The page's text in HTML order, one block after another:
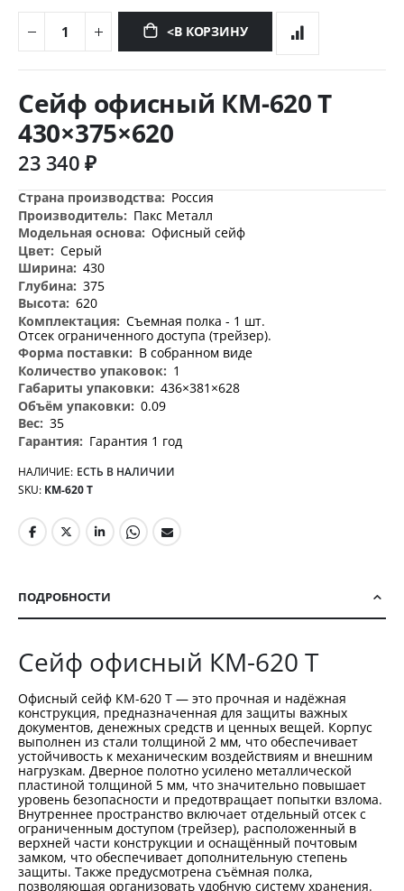
<В КОРЗИНУ
началу
изображений
Сейф офисный КМ-620 Т
430×375×620
23 340 ₽
Дополнительная
информация
Россия
Пакс Металл
Офисный сейф
Серый
430
375
620
Съемная полка - 1 шт.
Отсек ограниченного доступа (трейзер).
В собранном виде
1
436×381×628
0.09
35
Гарантия 1 год
НАЛИЧИЕ: ЕСТЬ В НАЛИЧИИ
SKU КМ-620 Т
ПОДРОБНОСТИ
Сейф офисный КМ-620 Т
Офисный сейф КМ-620 Т — это прочная и надёжная
конструкция, предназначенная для защиты важных
документов, денежных средств и ценных вещей. Корпус
выполнен из стали толщиной 2 мм, что обеспечивает
устойчивость к механическим воздействиям и внешним
нагрузкам. Дверное полотно усилено металлической
пластиной толщиной 5 мм, что значительно повышает
уровень безопасности и предотвращает попытки взлома.
Внутреннее пространство включает отдельный отсек с
ограниченным доступом (трейзер), расположенный в
верхней части конструкции и оснащённый почтовым
замком, что обеспечивает дополнительную степень
защиты. Также предусмотрена съёмная полка,
позволяющая организовать удобную систему хранения.